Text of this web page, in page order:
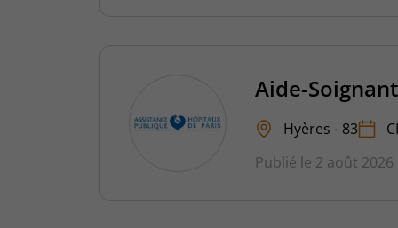
Aide-
Hyères - 83
Publié le 2 août 2026